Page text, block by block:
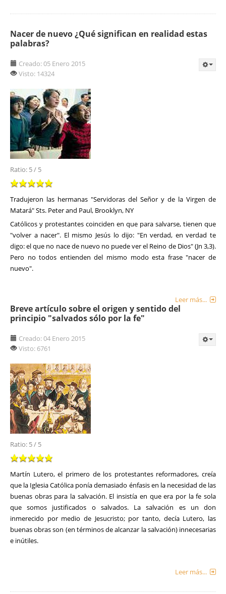
Nacer de nuevo ¿Qué significan en realidad estas
palabras?
Creado: 05 Enero 2015
Visto: 14324
Ratio: 5/ 5
Tradujeron las hermanas "Servidoras del Señor y de la Virgen de
Matará" Sts. Peter and Paul, Brooklyn, NY
Católicos y protestantes coinciden en que para salvarse, tienen que
"volver a nacer". El mismo Jesús lo dijo: "En verdad, en verdad te
digo: el que no nace de nuevo no puede ver el Reino de Dios" (Jn 3,3).
Pero no todos entienden del mismo modo esta frase "nacer de
nuevo".
Leer más...
Breve artículo sobre el origen y sentido del
principio "salvados sólo por la fe"
Creado: 04 Enero 2015
Visto: 6761
Ratio: 5/ 5
Martín Lutero, el primero de los protestantes reformadores, creía
que la Iglesia Católica ponía demasiado énfasis en la necesidad de las
buenas obras para la salvación. El insistía en que era por la fe sola
que somos justificados o salvados. La salvación es un don
inmerecido por medio de Jesucristo; por tanto, decía Lutero, las
buenas obras son (en términos de alcanzar la salvación) innecesarias
e inútiles.
Leer más...